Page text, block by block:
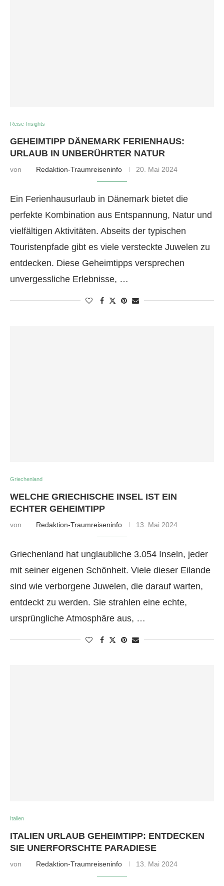
Reise-Insights
GEHEIMTIPP DÄNEMARK FERIENHAUS:
URLAUB IN UNBERÜHRTER NATUR
von Redaktion-Traumreiseninfo 20. Mai 2024
Ein Ferienhausurlaub in Dänemark bietet die
perfekte Kombination aus Entspannung, Natur und
vielfältigen Aktivitäten. Abseits der typischen
Touristenpfade gibt es viele versteckte Juwelen zu
entdecken. Diese Geheimtipps versprechen
unvergessliche Erlebnisse, …
Griechenland
WELCHE GRIECHISCHE INSEL IST EIN
ECHTER GEHEIMTIPP
von Redaktion-Traumreiseninfo 13. Mai 2024
Griechenland hat unglaubliche 3.054 Inseln, jeder
mit seiner eigenen Schönheit. Viele dieser Eilande
sind wie verborgene Juwelen, die darauf warten,
entdeckt zu werden. Sie strahlen eine echte,
ursprüngliche Atmosphäre aus, …
Italien
ITALIEN URLAUB GEHEIMTIPP: ENTDECKEN
SIE UNERFORSCHTE PARADIESE
von Redaktion-Traumreiseninfo 13. Mai 2024